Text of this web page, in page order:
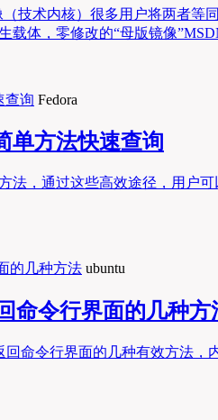
技术内核）很多用户将两者
体，零修改的“母版镜像
Fedora
单方法快速查询
法，通过这些高效途径，用户
ubuntu
命令行界面的几种方
命令行界面的几种有效方法